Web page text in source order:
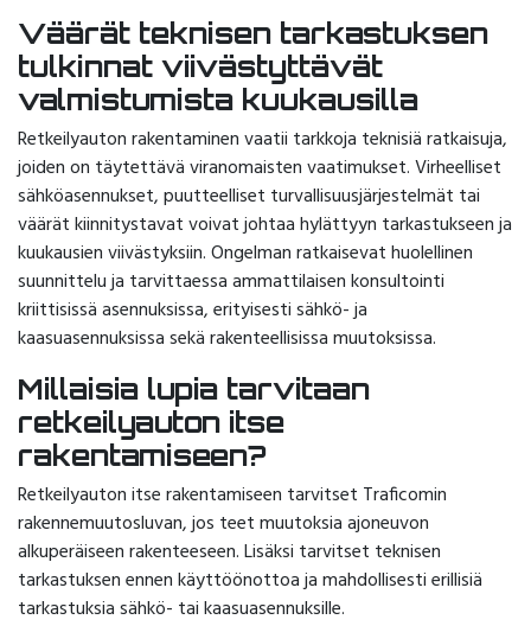
Väärät teknisen tarkastuksen
tulkinnat viivästyttävät
valmistumista kuukausilla
Retkeilyauton rakentaminen vaatii tarkkoja teknisiä ratkaisuja,
joiden on täytettävä viranomaisten vaatimukset. Virheelliset
sähköasennukset, puutteelliset turvallisuusjärjestelmät tai
väärät kiinnitystavat voivat johtaa hylättyyn tarkastukseen ja
kuukausien viivästyksiin. Ongelman ratkaisevat huolellinen
suunnittelu ja tarvittaessa ammattilaisen konsultointi
kriittisissä asennuksissa, erityisesti sähkö- ja
kaasuasennuksissa sekä rakenteellisissa muutoksissa.
Millaisia lupia tarvitaan
retkeilyauton itse
rakentamiseen?
Retkeilyauton itse rakentamiseen tarvitset Traficomin
rakennemuutosluvan, jos teet muutoksia ajoneuvon
alkuperäiseen rakenteeseen. Lisäksi tarvitset teknisen
tarkastuksen ennen käyttöönottoa ja mahdollisesti erillisiä
tarkastuksia sähkö- tai kaasuasennuksille.